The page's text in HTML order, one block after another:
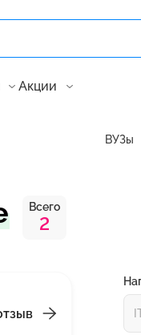
Акции
ВУЗы
Всего
2